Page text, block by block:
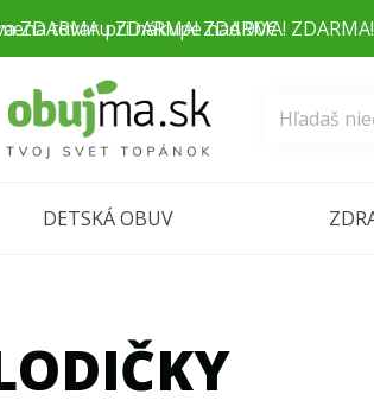
ZDARMA pri nákupe nad 90€
DETSKÁ OBUV